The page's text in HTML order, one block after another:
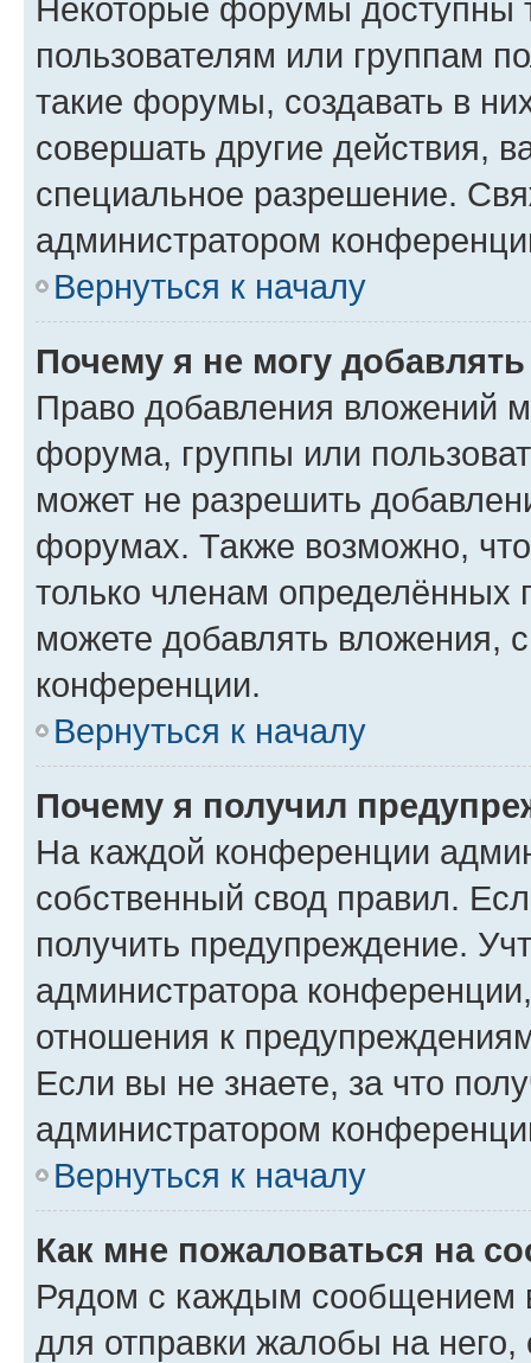
Некоторые форумы доступны
пользователям или группам
такие форумы, создавать в
совершать другие действия,
специальное разрешение.
администратором
Вернуться к началу
Почему я не могу
Право добавления вложений
форума, группы или
может не разрешить
форумах. Также возможно,
только членам определённых
можете добавлять вложения,
конференции.
Вернуться к началу
Почему я получил
На каждой конференции
собственный свод правил.
получить предупреждение.
администратора
отношения к
Если вы не знаете, за что
администратором
Вернуться к началу
Как мне пожаловаться на
Рядом с каждым сообщением
для отправки жалобы на